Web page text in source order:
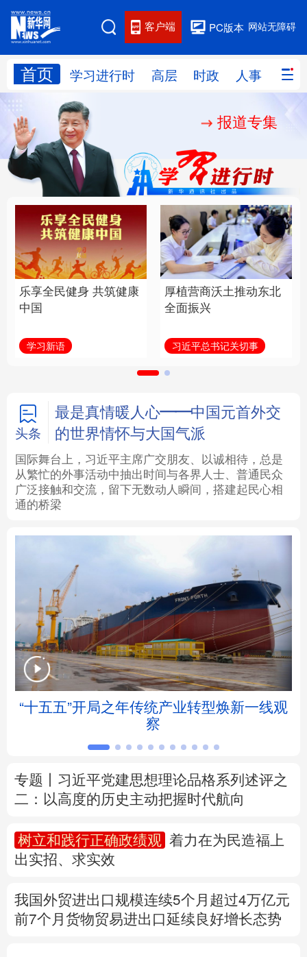
网站无障碍
PC版本
客户端
首页 学习进行时 高层 时政 人事 国际
网站地图
学习进行时 人事
国际 财经 网评
思客智库 全球连线 教育
科技 科创 量子 体育
文化 书画 健康 军事
访谈 视频 图片 政务
学术中国 乡村振兴 银龄 溯源中国
城市 旅游 能源
彩票 娱乐 时尚 悦读
公益
地方频道
北京 天津 河北 山西
辽宁 吉林 上海 江苏
浙江 安徽 福建 江西
河南 湖北
广东 广西 海南 重庆
陕西 甘肃
报道专集
乐享全民健身 共筑健康
中国
学习新语
厚植营商沃土推动东北
全面振兴
习近平总书记关切事
头条
最是真情暖人心——中国元首外交
的世界情怀与大国气派
国际舞台上，习近平主席广交朋友、以诚相待，总是
从繁忙的外事活动中抽出时间与各界人士、普通民众
广泛接触和交流，留下无数动人瞬间，搭建起民心相
通的桥梁
“十五五”开局之年传统产业转型焕新一线观
察
专题丨 习近平党建思想理论品格系列述评之
二：以高度的历史主动把握时代航向
树立和践行正确政绩观
着力在为民造福上
出实招、求实效
我国外贸进出口规模连续5个月超过4万亿元
前7个月货物贸易进出口延续良好增长态势